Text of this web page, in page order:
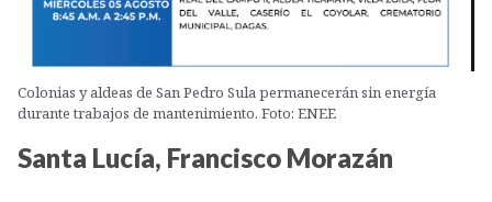
Colonias y aldeas de San Pedro Sula permanecerán sin energía
durante trabajos de mantenimiento. Foto: ENEE
Santa Lucía, Francisco Morazán